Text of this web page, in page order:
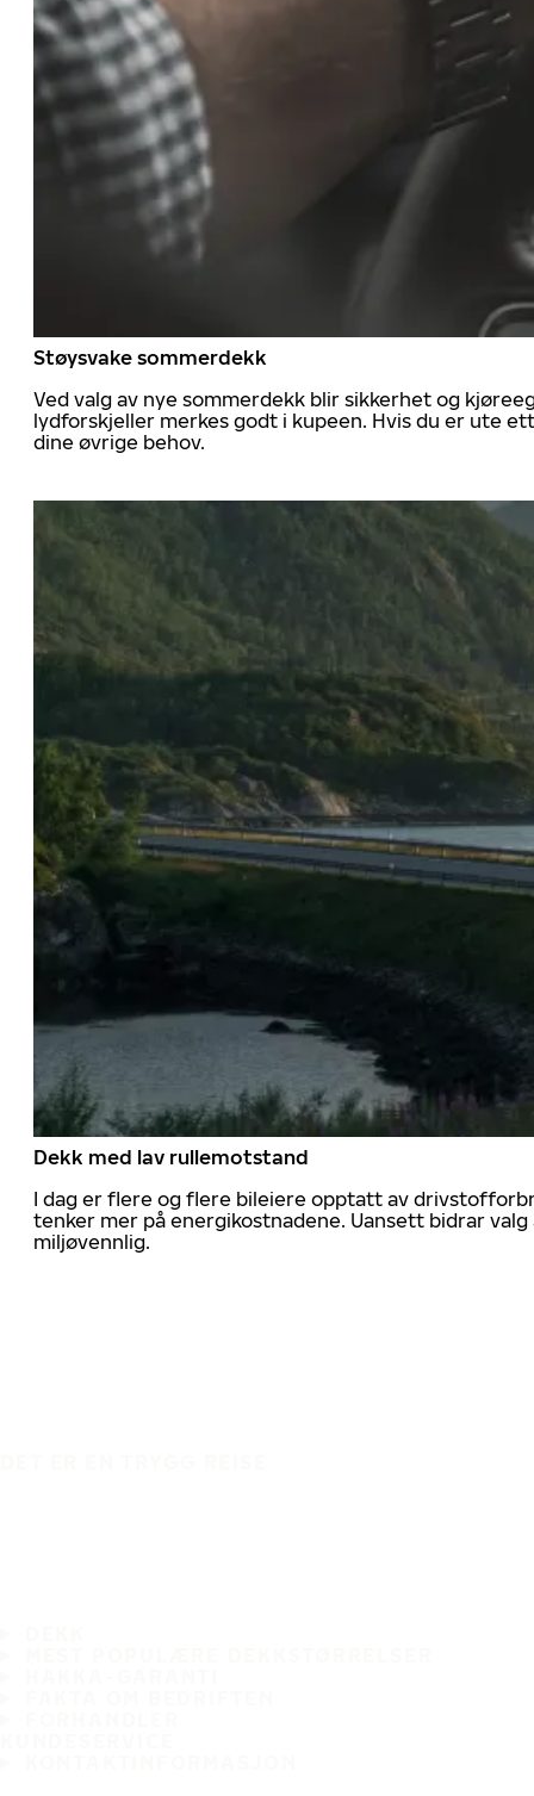
Støysvake sommerdekk
Ved valg av nye sommerdekk blir sikkerhet og
lydforskjeller merkes godt i kupeen. Hvis du er ute
dine øvrige behov.
Dekk med lav rullemotstand
I dag er flere og flere bileiere opptatt av
tenker mer på energikostnadene. Uansett bidrar
miljøvennlig.